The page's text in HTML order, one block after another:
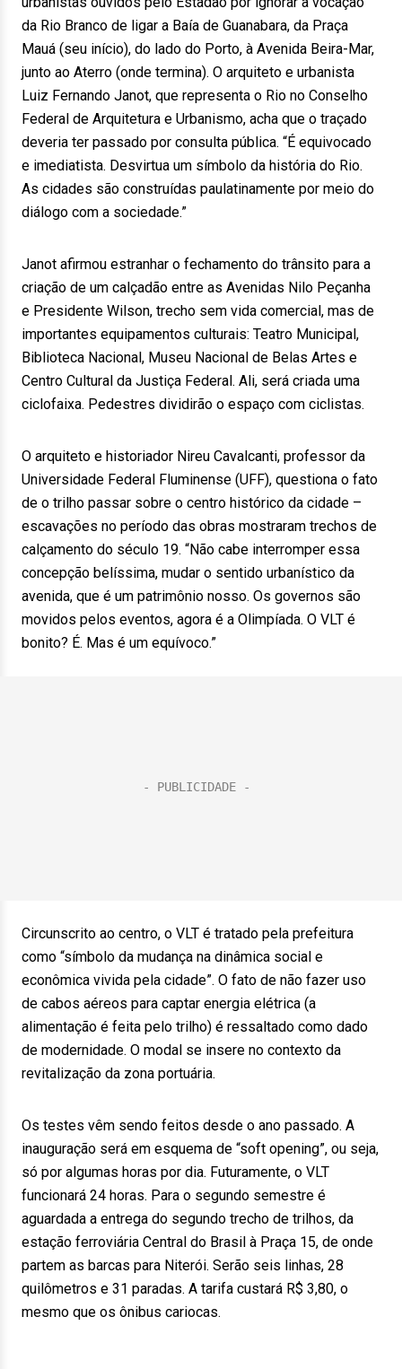
da Rio Branco de ligar a Baía de Guanabara, da Praça
Mauá (seu início), do lado do Porto, à Avenida Beira-Mar,
junto ao Aterro (onde termina). O arquiteto e urbanista
Luiz Fernando Janot, que representa o Rio no Conselho
Federal de Arquitetura e Urbanismo, acha que o traçado
deveria ter passado por consulta pública. “É equivocado
e imediatista. Desvirtua um símbolo da história do Rio.
As cidades são construídas paulatinamente por meio do
diálogo com a sociedade.”
Janot afirmou estranhar o fechamento do trânsito para a
criação de um calçadão entre as Avenidas Nilo Peçanha
e Presidente Wilson, trecho sem vida comercial, mas de
importantes equipamentos culturais: Teatro Municipal,
Biblioteca Nacional, Museu Nacional de Belas Artes e
Centro Cultural da Justiça Federal. Ali, será criada uma
ciclofaixa. Pedestres dividirão o espaço com ciclistas.
O arquiteto e historiador Nireu Cavalcanti, professor da
Universidade Federal Fluminense (UFF), questiona o fato
de o trilho passar sobre o centro histórico da cidade –
escavações no período das obras mostraram trechos de
calçamento do século 19. “Não cabe interromper essa
concepção belíssima, mudar o sentido urbanístico da
avenida, que é um patrimônio nosso. Os governos são
movidos pelos eventos, agora é a Olimpíada. O VLT é
bonito? É. Mas é um equívoco.”
Circunscrito ao centro, o VLT é tratado pela prefeitura
como “símbolo da mudança na dinâmica social e
econômica vivida pela cidade”. O fato de não fazer uso
de cabos aéreos para captar energia elétrica (a
alimentação é feita pelo trilho) é ressaltado como dado
de modernidade. O modal se insere no contexto da
revitalização da zona portuária.
Os testes vêm sendo feitos desde o ano passado. A
inauguração será em esquema de “soft opening”, ou seja,
só por algumas horas por dia. Futuramente, o VLT
funcionará 24 horas. Para o segundo semestre é
aguardada a entrega do segundo trecho de trilhos, da
estação ferroviária Central do Brasil à Praça 15, de onde
partem as barcas para Niterói. Serão seis linhas, 28
quilômetros e 31 paradas. A tarifa custará R$ 3,80, o
mesmo que os ônibus cariocas.